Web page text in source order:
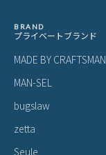
BRAND
プライベートブランド
MADE BY CRAFTSMAN
MAN-SEL
bugslaw
zetta
Seule